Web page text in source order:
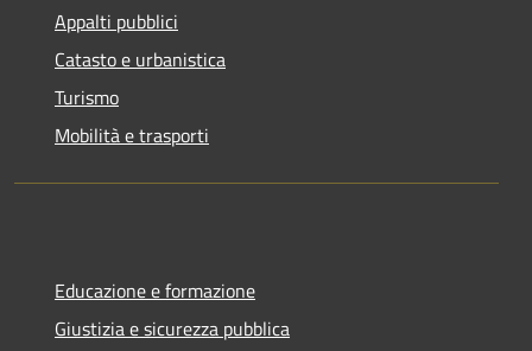
Appalti pubblici
Catasto e urbanistica
Turismo
Mobilità e trasporti
Educazione e formazione
Giustizia e sicurezza pubblica